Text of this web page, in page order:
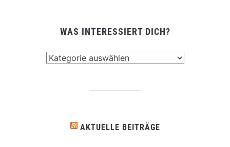
WAS INTERESSIERT DICH?
AKTUELLE BEITRÄGE